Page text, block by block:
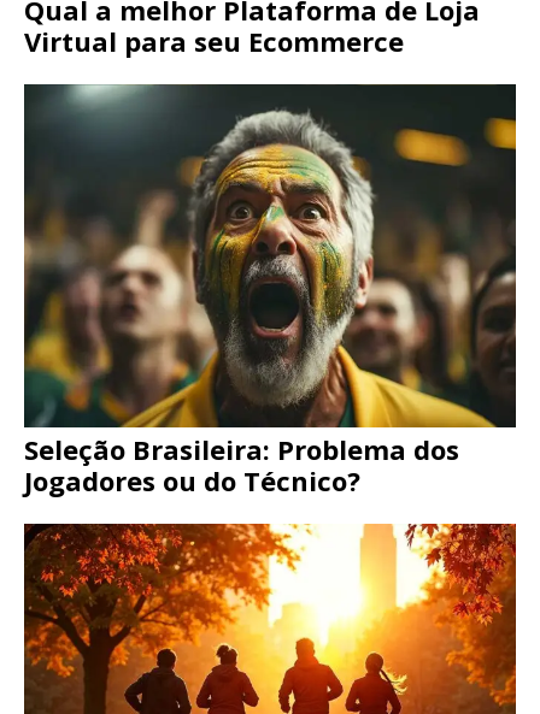
Qual a melhor Plataforma de Loja
Virtual para seu Ecommerce
Seleção Brasileira: Problema dos
Jogadores ou do Técnico?